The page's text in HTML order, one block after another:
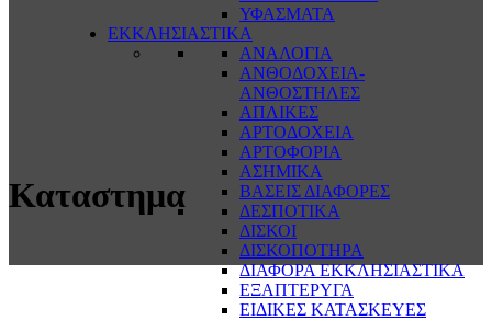
ΥΦΑΣΜΑΤΑ
ΕΚΚΛΗΣΙΑΣΤΙΚΑ
ΑΝΑΛΟΓΙΑ
ΑΝΘΟΔΟΧΕΙΑ-
ΑΝΘΟΣΤΗΛΕΣ
ΑΠΛΙΚΕΣ
ΑΡΤΟΔΟΧΕΙΑ
ΑΡΤΟΦΟΡΙΑ
ΑΣΗΜΙΚΑ
ΒΑΣΕΙΣ ΔΙΑΦΟΡΕΣ
ΔΕΣΠΟΤΙΚΑ
ΔΙΣΚΟΙ
ΔΙΣΚΟΠΟΤΗΡΑ
ΔΙΑΦΟΡΑ ΕΚΚΛΗΣΙΑΣΤΙΚΑ
ΕΞΑΠΤΕΡΥΓΑ
ΕΙΔΙΚΕΣ ΚΑΤΑΣΚΕΥΕΣ
Καταστημα